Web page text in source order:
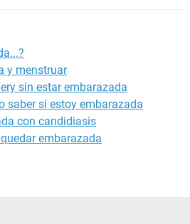
y menstruar
sin estar embarazada
saber si estoy embarazada
con candidiasis
embarazada